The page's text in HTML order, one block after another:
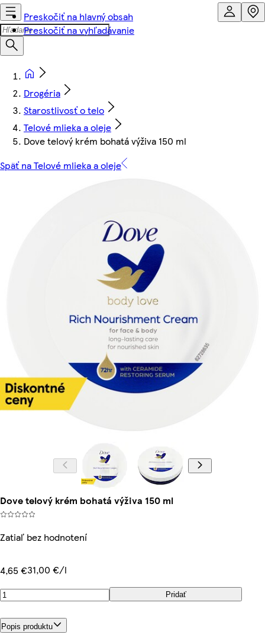
Preskočiť na hlavný obsah
Preskočiť na vyhľadávanie
Drogéria
Starostlivosť o telo
Telové mlieka a oleje
Dove telový krém bohatá výživa 150 ml
Späť na Telové mlieka a oleje
Dove telový krém bohatá výživa 150 ml
Zatiaľ bez hodnotení
4,65 €31,00 €/l
Pridať
Popis produktu